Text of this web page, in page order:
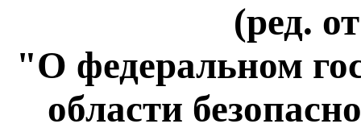
(ред.
"О федеральном
области